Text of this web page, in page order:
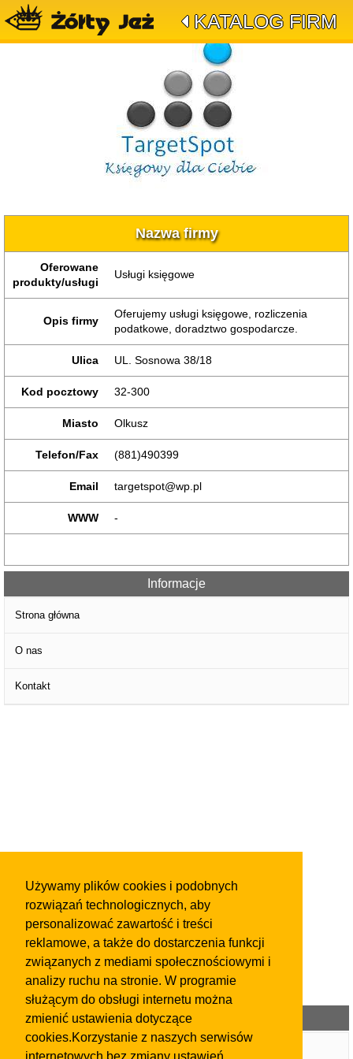
Używamy plików cookies i podobnych
rozwiązań technologicznych, aby
personalizować zawartość i treści
reklamowe, a także do dostarczenia funkcji
związanych z mediami społecznościowymi i
analizy ruchu na stronie. W programie
służącym do obsługi internetu można
zmienić ustawienia dotyczące
cookies.Korzystanie z naszych serwisów
KATALOG FIRM
Nazwa firmy
Oferowane
produkty/usługi
Usługi księgowe
Opis firmy
Oferujemy usługi księgowe, rozliczenia
podatkowe, doradztwo gospodarcze.
Ulica UL. Sosnowa 38/18
Kod pocztowy 32-300
Miasto Olkusz
Telefon/Fax (881)490399
Email targetspot@wp.pl
WWW -
Informacje
Strona główna
O nas
Kontakt
Kategorie ogłoszeń
Wpis w Katalogu Firm